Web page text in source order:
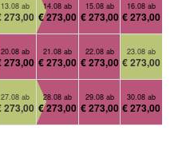
13.08 ab
273,00
14.08 ab
€ 273,00
15.08 ab
€ 273,00
16.08 ab
€ 273,00
20.08 ab
273,00
21.08 ab
€ 273,00
22.08 ab
€ 273,00
23.08 ab
€ 273,00
27.08 ab
273,00
28.08 ab
€ 273,00
29.08 ab
€ 273,00
30.08 ab
€ 273,00